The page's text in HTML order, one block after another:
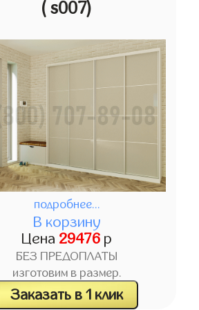
( s007)
подробнее...
В корзину
Цена 29476 р
БЕЗ ПРЕДОПЛАТЫ
изготовим в размер.
Заказать в 1 клик